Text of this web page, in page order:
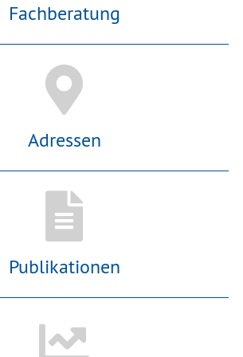
Fachberatung
Adressen
Publikationen